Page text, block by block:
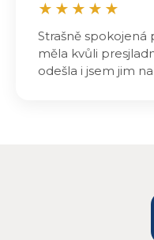
★ ★ ★ ★ ★
Strašně
měla kvůli
odešla i jsem jim